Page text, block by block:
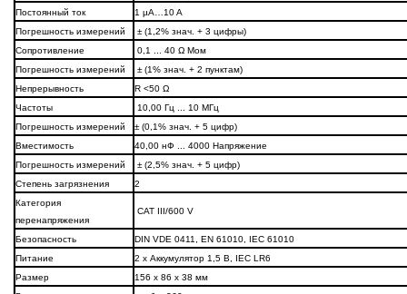
Постоянный ток
1 µA…10 A
Погрешность измерений
± (1,2% знач. + 3 цифры)
Сопротивление
0,1 ... 40 Ω Мом
Погрешность измерений
± (1% знач. + 2 пунктам)
Непрерывность
R <50 Ω
Частоты
10,00 Гц ... 10 МГц
Погрешность измерений
± (0,1% знач. + 5 цифр)
Вместимость
40,00 нФ ... 4000 Напряжение
Погрешность измерений
± (2,5% знач. + 5 цифр)
Степень загрязнения
2
Категория
перенапряжения
CAT III/600 V
Безопасность
DIN VDE 0411, EN 61010, IEC 61010
Питание
2 х Аккумулятор 1,5 В, IEC LR6
Размер
156 х 86 х 38 мм